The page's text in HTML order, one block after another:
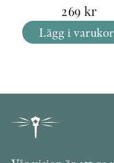
269 kr
Lägg i